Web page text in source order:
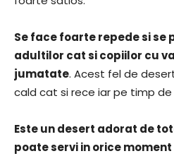
Se face foarte repede si se
adultilor cat si copiilor cu
jumatate. Acest fel de
cald cat si rece iar pe timp
Este un desert adorat de
poate servi in orice moment